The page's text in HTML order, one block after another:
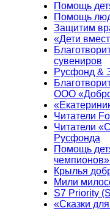
Помощь
Помощь
Защитим
«Дети
сувениров
Русфонд &
ООО
Читатели
Читатели
Русфонда
Помощь
Крылья
Мили
S7 Priority
«Сказки